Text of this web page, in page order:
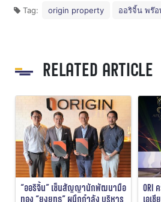
Tag: origin property ออริจิ้น พร๊อ
RELATED ARTICLE
“ออริจิ้น” เซ็นสัญญานักพัฒนามือ
ORI